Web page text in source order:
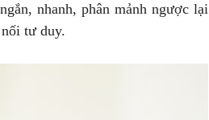
nhanh, phân mảnh ngược lại
tư duy.